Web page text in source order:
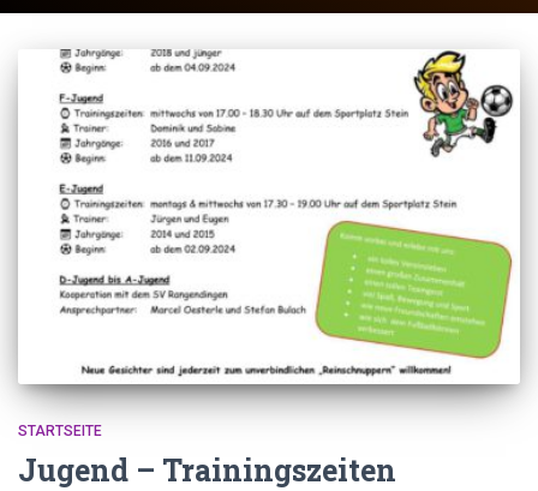
STARTSEITE
Jugend – Trainingszeiten